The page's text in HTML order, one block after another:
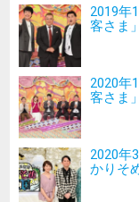
2019年
客さま
2020年
客さま
2020年
かりそ